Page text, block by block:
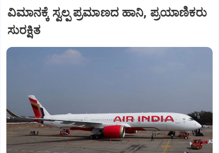
ವಿಮಾನಕ್ಕೆ ಸ್ವಲ್ಪ ಪ್ರಮಾಣದ ಹಾನಿ, ಪ್ರಯಾಣಿಕರು
ಸುರಕ್ಷಿತ